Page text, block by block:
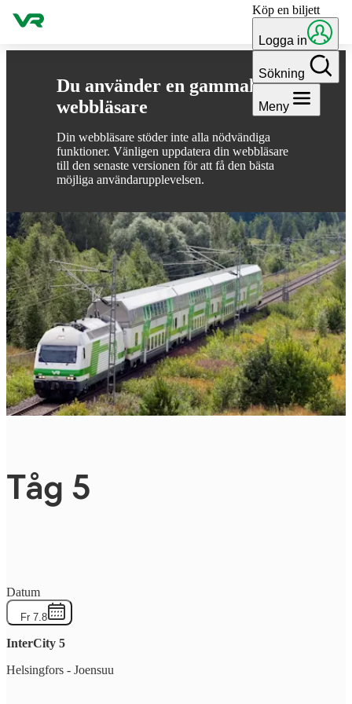
Du använder en gammal
webbläsare
Din webbläsare stöder inte alla nödvändiga
funktioner. Vänligen uppdatera din webbläsare
till den senaste versionen för att få den bästa
möjliga användarupplevelsen.
Gå till innehållet Köp en biljett
Logga in
Sökning
Meny
Tåg 5
Datum
Fr 7.8
InterCity 5
Helsingfors - Joensuu